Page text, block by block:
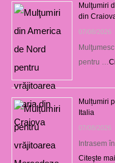
Mulţumiri
din
07/08/2026
pentru …
Mulțumiri
Italia
07/08/2026
Intrasem
Citeşte